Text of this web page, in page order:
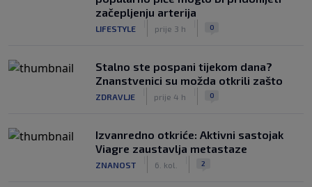
začepljenju arterija
LIFESTYLE prije 3 h 0
Stalno ste pospani tijekom dana?
Znanstvenici su možda otkrili zašto
ZDRAVLJE prije 4 h 0
Izvanredno otkriće: Aktivni sastojak
Viagre zaustavlja metastaze
ZNANOST 6. kol. 2